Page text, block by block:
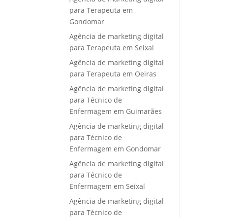
para Terapeuta em
Gondomar
Agência de marketing digital
para Terapeuta em Seixal
Agência de marketing digital
para Terapeuta em Oeiras
Agência de marketing digital
para Técnico de
Enfermagem em Guimarães
Agência de marketing digital
para Técnico de
Enfermagem em Gondomar
Agência de marketing digital
para Técnico de
Enfermagem em Seixal
Agência de marketing digital
para Técnico de